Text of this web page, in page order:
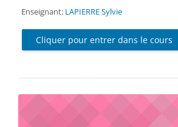
Enseignant: LAPIERRE Sylvie
Cliquer pour entrer dans le cours